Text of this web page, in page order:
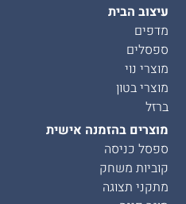
עיצוב הבית
מדפים
ספסלים
מוצרי נוי
מוצרי בטון
ברזל
מוצרים בהזמנה אישית
ספסל כניסה
קוביות משחק
מתקני תצוגה